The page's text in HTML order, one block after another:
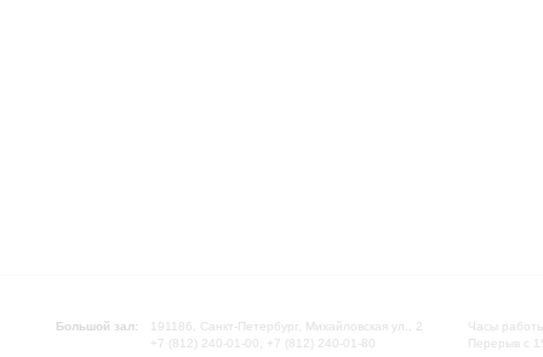
Большой зал:
191186, Санкт-Петербург, Михайловская ул., 2
+7 (812) 240-01-00, +7 (812) 240-01-80
Часы
Перерыв с